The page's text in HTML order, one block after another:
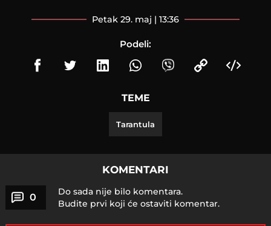
petak 29. maj | 13:36
Podeli:
TEME
Tarantula
KOMENTARI
0
Do sada nije bilo komentara.
Budite prvi koji će ostaviti komentar.